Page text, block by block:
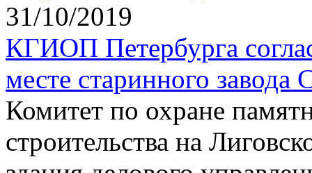
31/10/2019
КГИОП Петербурга
месте старинного завода
Комитет по охране
строительства на